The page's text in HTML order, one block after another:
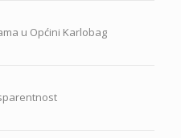
u Općini Karlobag